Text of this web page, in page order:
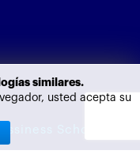
similares.
usted acepta su
School.